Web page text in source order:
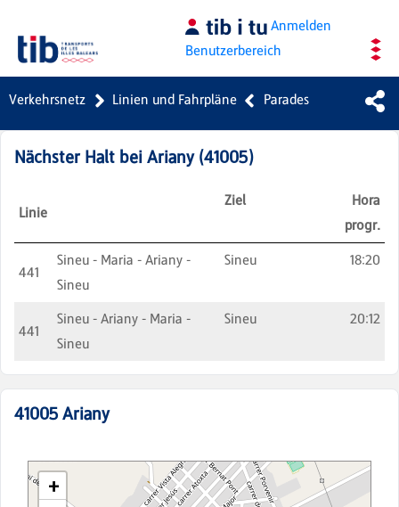
Anmelden
Benutzerbereich
Verkehrsnetz Linien und Fahrpläne Parades
Nächster Halt bei Ariany(41005)
Linie
Ziel
Hora
progr.
441
Sineu - Maria - Ariany -
Sineu
Sineu 18:20
441
Sineu - Ariany - Maria -
Sineu
Sineu 20:12
41005 Ariany